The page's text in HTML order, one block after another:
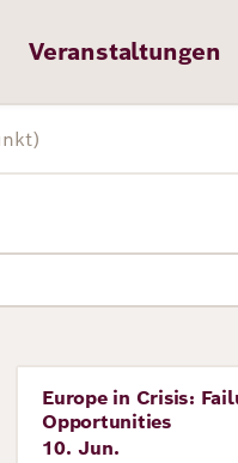
Veranstaltungen
Veranstaltung
Europe in Crisis:
Opportunities
10. Jun.